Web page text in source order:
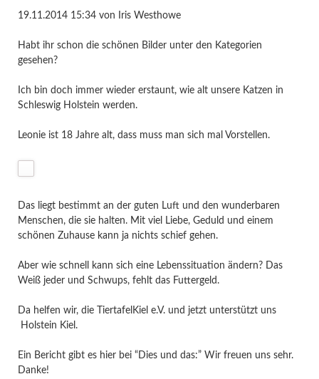
19.11.2014 15:34von Iris Westhowe
Habt ihr schon die schönen Bilder unter den Kategorien
gesehen?
Ich bin doch immer wieder erstaunt, wie alt unsere Katzen in
Schleswig Holstein werden.
Leonie ist 18 Jahre alt, dass muss man sich mal Vorstellen.
Das liegt bestimmt an der guten Luft und den wunderbaren
Menschen, die sie halten. Mit viel Liebe, Geduld und einem
schönen Zuhause kann ja nichts schief gehen.
Aber wie schnell kann sich eine Lebenssituation ändern? Das
Weiß jeder und Schwups, fehlt das Futtergeld.
Da helfen wir, die TiertafelKiel e.V. und jetzt unterstützt uns
Holstein Kiel.
Ein Bericht gibt es hier bei “Dies und das:” Wir freuen uns sehr.
Danke!